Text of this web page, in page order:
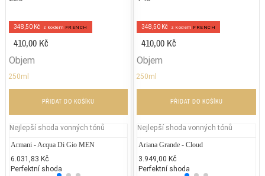
348,50 Kč z kodem FRENCH
410,00 Kč
Objem
250ml
PŘIDAT DO KOŠÍKU
Nejlepší shoda vonných tónů
Armani - Acqua Di Gio MEN
6.031,83 Kč
Perfektní shoda
Gabriela Sabatini - Gabriela Sabatini
1.700,00 Kč
25% běžných vonných tónů
348,50 Kč z kodem FRENCH
410,00 Kč
Objem
250ml
PŘIDAT DO KOŠÍKU
Nejlepší shoda vonných tónů
Ariana Grande - Cloud
3.949,00 Kč
Perfektní shoda